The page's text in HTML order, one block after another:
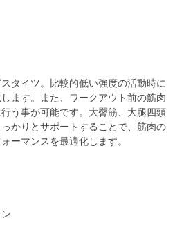
タイツ。比較的低い強度の活動時に
ます。また、ワークアウト前の筋肉
う事が可能です。大臀筋、大腿四頭
かりとサポートすることで、筋肉の
ーマンスを最適化します。